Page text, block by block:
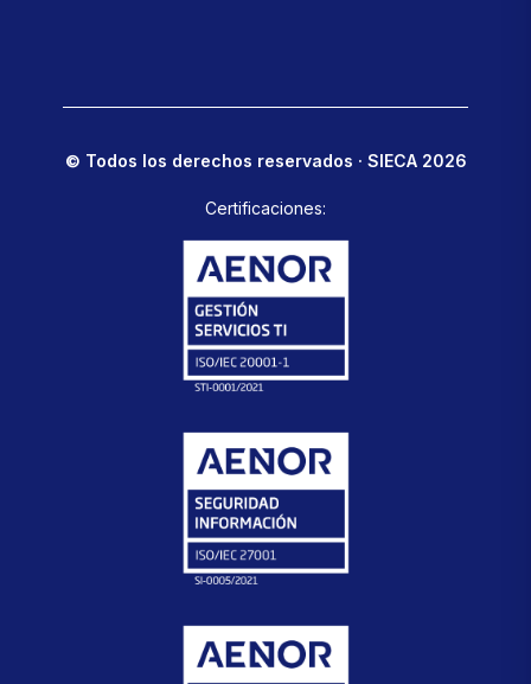
© Todos los derechos reservados · SIECA 2026
Certificaciones: